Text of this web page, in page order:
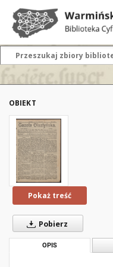
OBIEKT
Pokaż treść
Pobierz
OPIS